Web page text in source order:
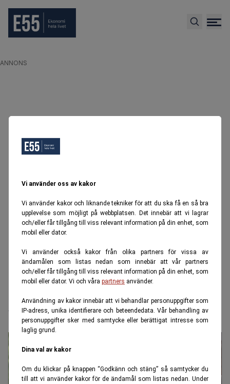
Vi använder oss av kakor
Vi använder kakor och liknande tekniker för att du ska få en så bra
upplevelse som möjligt på webbplatsen. Det innebär att vi lagrar
och/eller får tillgång till viss relevant information på din enhet, som
mobil eller dator.
Vi använder också kakor från olika partners för vissa av
ändamålen som listas nedan som innebär att vår partners
och/eller får tillgång till viss relevant information på din enhet, som
mobil eller dator. Vi och våra partners använder.
Användning av kakor innebär att vi behandlar personuppgifter som
IP-adress, unika identifierare och beteendedata. Vår behandling av
personuppgifter sker med samtycke eller berättigat intresse som
laglig grund.
Dina val av kakor
Om du klickar på knappen “Godkänn och stäng” så samtycker du
till att vi använder kakor för de ändamål som listas nedan. Under
ANNONS
bostadsbidrag